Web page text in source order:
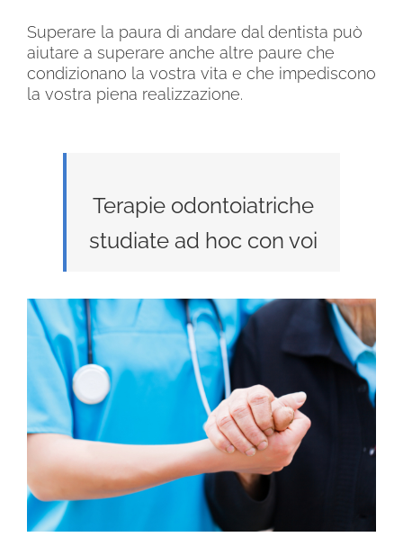
Superare la paura di andare dal dentista può
aiutare a superare anche altre paure che
condizionano la vostra vita e che impediscono
la vostra piena realizzazione.
Terapie odontoiatriche
studiate ad hoc con voi